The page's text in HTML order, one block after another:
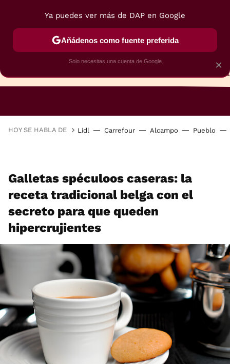
HOY SE HABLA DE Lidl Carrefour Alcampo Pueblo
Galletas spéculoos caseras: la
receta tradicional belga con el
secreto para que queden
hipercrujientes
×
Ya puedes ver más de DAP en Google
Añádenos como fuente preferida
Solo necesitas una cuenta de Google